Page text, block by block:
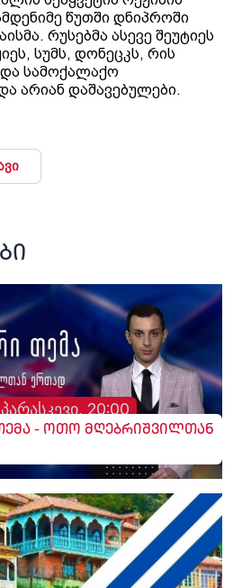
წუთში დნიპროში
რუსებმა ასევე შეუტიეს
სუმს, დონეცკს, რის
სამოქალაქო
არიან დაშავებულები.
20:00
- ოთო მღებრიშვილთან